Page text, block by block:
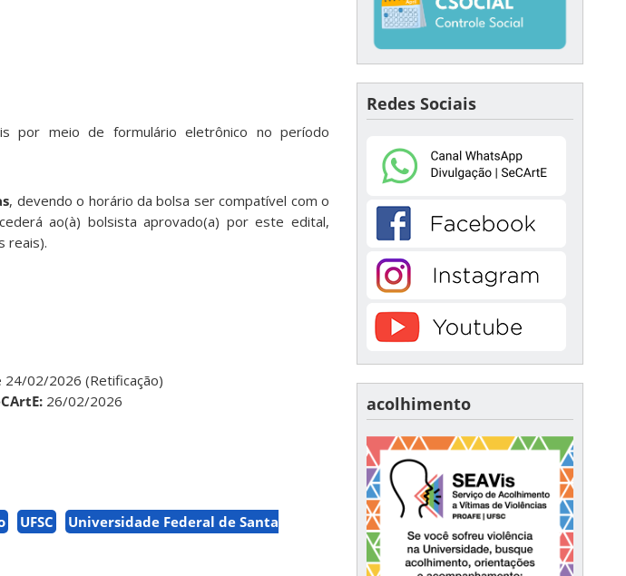
por meio de formulário eletrônico no período
, devendo o horário da bolsa ser compatível com o
ao(à) bolsista aprovado(a) por este edital,
reais).
02/2026 (Retificação)
26/02/2026
UFSC
Universidade Federal de Santa
Redes Sociais
acolhimento